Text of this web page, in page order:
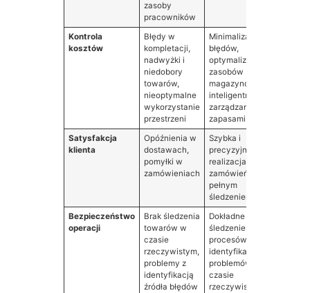
zasoby
pracowników
Kontrola
kosztów
Błędy w
kompletacji,
nadwyżki i
niedobory
towarów,
nieoptymalne
wykorzystanie
przestrzeni
Minimalizacja
błędów,
optymalizacja
zasobów
magazynowych,
inteligentne
zarządzanie
zapasami
Satysfakcja
klienta
Opóźnienia w
dostawach,
pomyłki w
zamówieniach
Szybka i
precyzyjna
realizacja
zamówień z
pełnym
śledzeniem
Bezpieczeństwo
operacji
Brak śledzenia
towarów w
czasie
rzeczywistym,
problemy z
identyfikacją
źródła błędów
Dokładne
śledzenie
procesów,
identyfikacja
problemów w
czasie
rzeczywistym